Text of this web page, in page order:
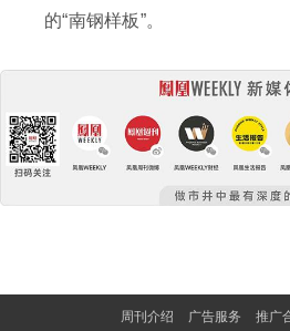
的“南钢样板”。
周刊介绍 广告服务 推广